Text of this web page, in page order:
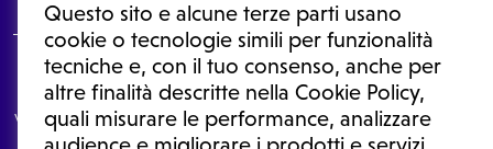
Questo sito e alcune terze parti usano
cookie o tecnologie simili per funzionalità
tecniche e, con il tuo consenso, anche per
altre finalità descritte nella Cookie Policy,
quali misurare le performance, analizzare
Le informazioni proposte in questo sito non sono un consulto medico.
In nessun caso, queste informazioni sostituiscono un consulto, una
visita o una diagnosi formulata dal medico. Non si devono considerare
le informazioni disponibili come suggerimenti per la formulazione di